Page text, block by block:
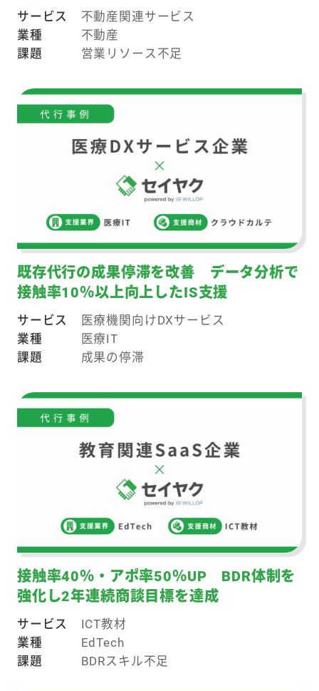
サービス
不動産関連サービス
業種
不動産
課題
営業リソース不足
既存代行の成果停滞を改善 データ分析で
接触率10％以上向上したIS支援
サービス
医療機関向けDXサービス
業種
医療IT
課題
成果の停滞
接触率40％・アポ率50％UP BDR体制を
強化し2年連続商談目標を達成
サービス
ICT教材
業種
EdTech
課題
BDRスキル不足